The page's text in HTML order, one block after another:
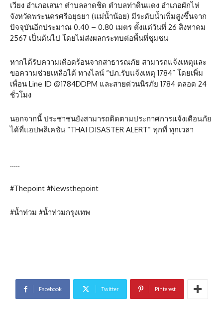
เวียง อำเภอเสนา ตำบลลาดชิด ตำบลท่าดินแดง อำเภอผักไห่
จังหวัดพระนครศรีอยุธยา (แม่น้ำน้อย) มีระดับน้ำเพิ่มสูงขึ้นจาก
ปัจจุบันอีกประมาณ 0.40 – 0.80 เมตร ตั้งแต่วันที่ 26 สิงหาคม
2567 เป็นต้นไป โดยไม่ส่งผลกระทบต่อพื้นที่ชุมชน
หากได้รับความเดือดร้อนจากสาธารณภัย สามารถแจ้งเหตุและ
ขอความช่วยเหลือได้ ทางไลน์ “ปภ.รับแจ้งเหตุ 1784” โดยเพิ่ม
เพื่อน Line ID @1784DDPM และสายด่วนนิรภัย 1784 ตลอด 24
ชั่วโมง
นอกจากนี้ ประชาชนยังสามารถติดตามประกาศการแจ้งเตือนภัย
ได้ที่แอปพลิเคชัน “THAI DISASTER ALERT” ทุกที่ ทุกเวลา
…..
#Thepoint #Newsthepoint
#น้ำท่วม #น้ำท่วมกรุงเทพ
Facebook Twitter Pinterest